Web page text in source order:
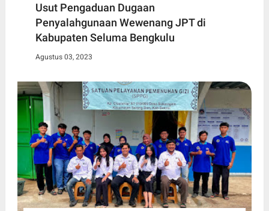
Usut Pengaduan Dugaan
Penyalahgunaan Wewenang JPT di
Kabupaten Seluma Bengkulu
Agustus 03, 2023